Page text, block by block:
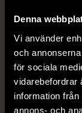
Denna
Vi använder
och
för sociala
vidarebefordrar
information
annons- och
1/5